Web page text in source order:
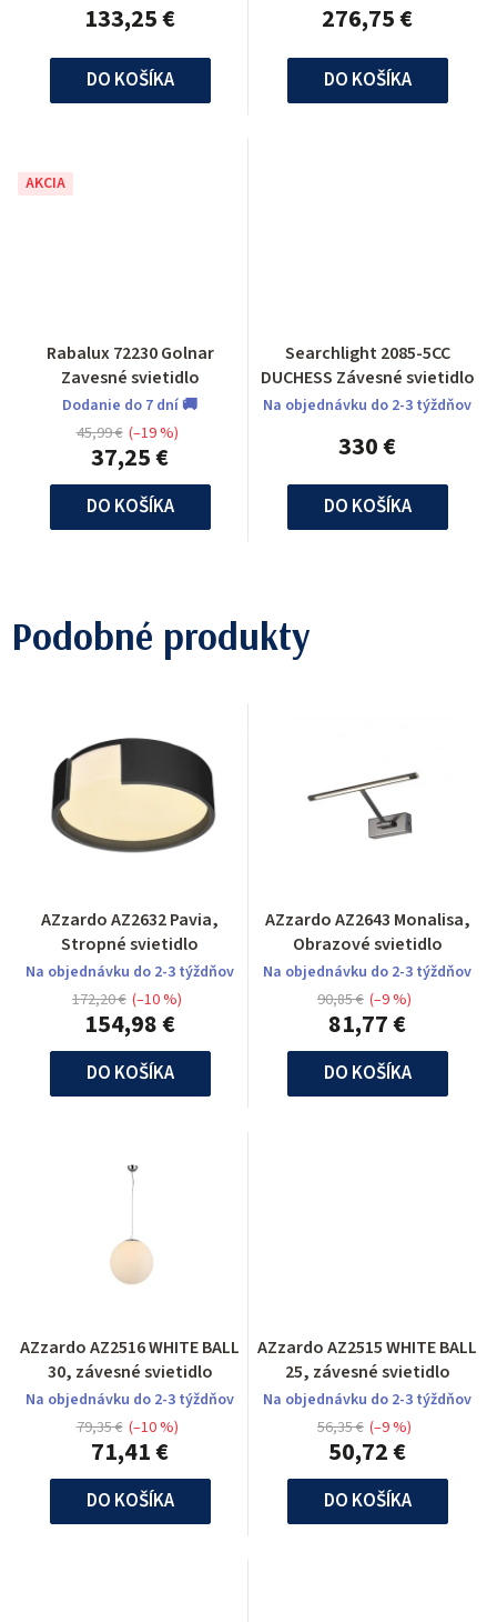
133,25 €
DO KOŠÍKA
276,75 €
DO KOŠÍKA
AKCIA
Rabalux 72230 Golnar
Zavesné svietidlo
Dodanie do 7 dní 🚚
37,25 €
45,99 € (–19 %)
DO KOŠÍKA
Searchlight 2085-5CC
DUCHESS Závesné svietidlo
Na objednávku do 2-3 týždňov
330 €
DO KOŠÍKA
Podobné produkty
AZzardo AZ2632 Pavia,
Stropné svietidlo
Na objednávku do 2-3 týždňov
154,98 €
172,20 € (–10 %)
DO KOŠÍKA
AZzardo AZ2643 Monalisa,
Obrazové svietidlo
Na objednávku do 2-3 týždňov
81,77 €
90,85 € (–9 %)
DO KOŠÍKA
AZzardo AZ2516 WHITE BALL
30, závesné svietidlo
Na objednávku do 2-3 týždňov
71,41 €
79,35 € (–10 %)
DO KOŠÍKA
AZzardo AZ2515 WHITE BALL
25, závesné svietidlo
Na objednávku do 2-3 týždňov
50,72 €
56,35 € (–9 %)
DO KOŠÍKA